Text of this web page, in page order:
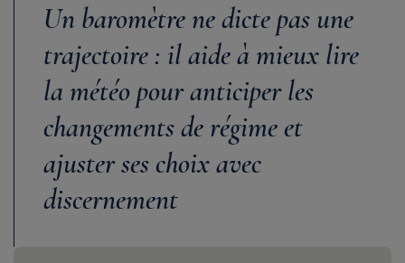
Un baromètre ne dicte pas une
trajectoire : il aide à mieux lire
la météo pour anticiper les
changements de régime et
ajuster ses choix avec
discernement